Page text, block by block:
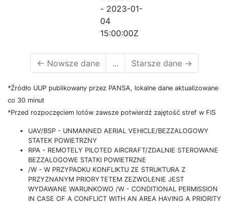
- 2023-01-
04
15:00:00Z
← Nowsze dane ... Starsze dane →
*Źródło UUP publikowany przez PANSA, lokalne dane aktualizowane
co 30 minut
*Przed rozpoczęciem lotów zawsze potwierdź zajętość stref w FIS
UAV/BSP - UNMANNED AERIAL VEHICLE/BEZZALOGOWY
STATEK POWIETRZNY
RPA - REMOTELY PILOTED AIRCRAFT/ZDALNIE STEROWANE
BEZZALOGOWE STATKI POWIETRZNE
/W - W PRZYPADKU KONFLIKTU ZE STRUKTURA Z
PRZYZNANYM PRIORYTETEM ZEZWOLENIE JEST
WYDAWANE WARUNKOWO /W - CONDITIONAL PERMISSION
IN CASE OF A CONFLICT WITH AN AREA HAVING A PRIORITY